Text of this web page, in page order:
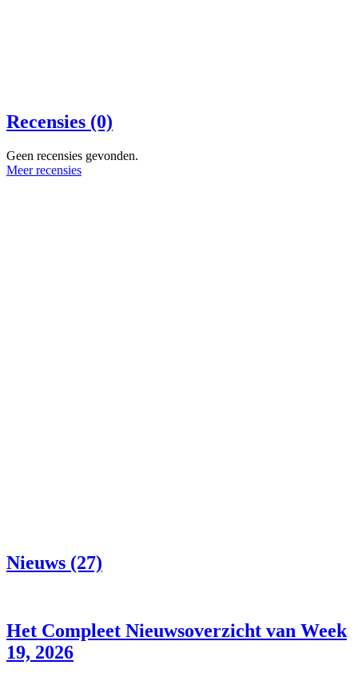
Recensies (0)
Geen recensies gevonden.
Meer recensies
Nieuws (27)
Het Compleet Nieuwsoverzicht van Week
19, 2026